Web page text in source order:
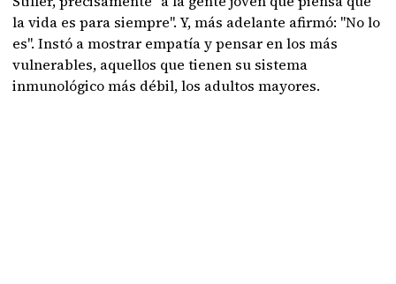
la vida es para siempre". Y, más adelante afirmó: "No lo
es". Instó a mostrar empatía y pensar en los más
vulnerables, aquellos que tienen su sistema
inmunológico más débil, los adultos mayores.